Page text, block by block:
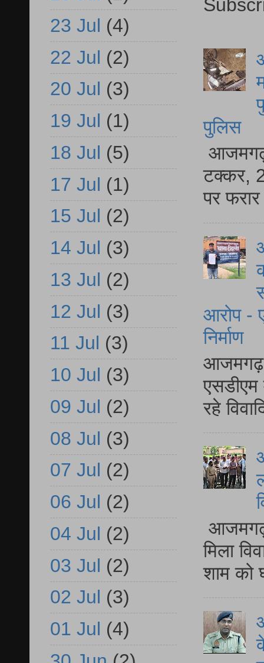
पुलिस
आजमगढ़
टक्कर,
पर
आरोप -
निर्माण
आजमगढ़
एसडीएम
रहे
आजमगढ़
मिला
शाम को
23 Jul (4)
22 Jul (2)
20 Jul (3)
19 Jul (1)
18 Jul (5)
17 Jul (1)
15 Jul (2)
14 Jul (3)
13 Jul (2)
12 Jul (3)
11 Jul (3)
10 Jul (3)
09 Jul (2)
08 Jul (3)
07 Jul (2)
06 Jul (2)
04 Jul (2)
03 Jul (2)
02 Jul (3)
01 Jul (4)